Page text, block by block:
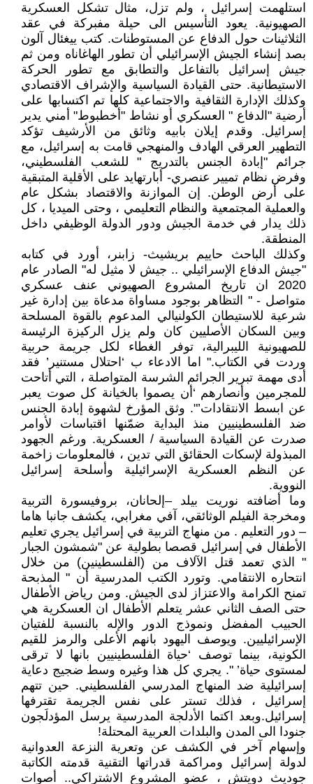
استلهمت إسرائيل ، ولم تزل، مثال تشكل العسكرية
الصهيونية. يعود التأسيس الى حيلة مفبركة في عقد
الثلاثينات حول الدفاع عن المستوطنات. كتب ييغئال آلون
بصد إنشاء الجيش الإسرائيلي أن تطور الهاغاناه ومن ثم
جيش إسرائيل بالتفاعل والتطابق مع تطور الحركة
الاستيطانية. حتى القيادة السياسية والإشراف الاقتصادي
وكذلك الإدارة الثقافية والاجتماعية كلها تم اكتسابها على
أرضية "الدفاع " العسكري أو نشاط "أخطبوط" أمني يدير
إسرائيل. وقدم إيلان بابيه وثائق من الأرشيف تؤكد
التطهير العرقي الهادف والمنهجي قامت به إسرائيل، مع
جرائم "إبادة الجنس بالتدريج " للشعب الفلسطيني،
وفرض نظام تميير عنصري- أبارتهايد على الأقلية المتبقية
على أرض الوطن. إن الموازنة والاقتصاد بشكل عام
والعملية المجتمعية والنظام التعليمي ، وحتى الميديا ، كل
ذلك يدار في خدمة الجيش ودور الدولة الوظيفي داخل
المنطقة.
وكذلك الباحث حاييم بريشيث- زابنر، أورد في كتابه
"جيش الدفاع الإسرائيلي .. جيش لا مثيل له" الصادر عام
2020 ان تاريخ المشروع الصهيوني عنف عسكري
متواصل - " التظاهر بوجود مساواة مدعاة بين إدارة غير
شرعية للاستيطان الكولنيالي المدعوم بالقوة المسلحة
وبين السكان الأصليين كان ولم يزل الركيزة الرئيسة
للصهيونية الليبرالية، توفر الغطاء لكل جريمة حربية
وردت في الكتاب." اما الادعاء ب ‘احتلال مستنير’ فقد
أدى مهمة تبرير الجرائم الشرسة المتواصلة ، التي أتاحت
للمجرمين وأنصارهم ‘أن يصموا بالخيانة كل صوت يعبر
عن ابسط الانتقادات’". وثق المؤرخ لشهوة إبادة الجنس
ضد الفلسطينيين منذ البداية ضمّنها اقتباسات لأوامر
صدرت عن القيادة السياسية / العسكرية. ورغم الجهود
المبذولة لإسكات الحقائق التي تدين ، فالمعلومات زاخمة
عن النظم العسكرية الإسرائيلية وأسلحة إسرائيل
النووية.
وما أضافته نوريت بيلد –إلحانان، بروفيسورة التربية
ومخرجة الفيلم الوثائقي، آفي مغرابي، يكشف جانبا هاما
– دور التعليم . من منهاج التربية في إسرائيل يجري تعليم
الأطفال في إسرائيل قصصا بطولية عن "شمشون الجبار
" الذي تعمد قتل الآلاف من (الفلسطينين) من خلال
انتحاره الانتقامي. وتورد الكتب المدرسية أن " المذبحة
تمنح الكرامة والاعتزاز لدى الجيش. ومن رياض الأطفال
حتى الصف الثاني عشر يتعلم الأطفال ان العسكرية هي
الحبيب المفضل ونموذج الدور والإله بالنسبة للفتيان
الإسرائيليين. ويوصف اليهود بانهم الأعلى والرمز للقيم
الكونية، بينما توصف ‘حياة الفلسطينيين بانها لا ترقى
لمستوى حياة’ ". يجري كل هذا وغيره وسط ضجيج دعاية
إسرائيلية ضد المنهاج المدرسي الفلسطيني. حين تتهم
إسرائيل ، فذلك تستر على نفس الجريمة تقترفها
إسرائيل.وبعد اكتما الأدلجة المدرسية يرسل المؤدلَجون
جنودا الى المدن والبلدات العربية المحتلة!
وإسهام آخر في الكشف عن وتعرية النزعة العدوانية
لدولة إسرائيل ومراكمة قدراتها التقنية قدمته الكاتبة
جوديث دويتش ، عضو المشروع الاشتراكي.. أصوات